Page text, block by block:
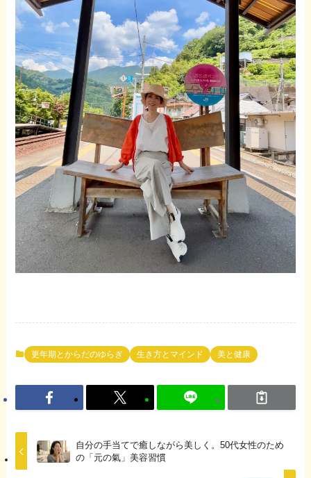
更年期とからだのゆらぎ 生き方とマインド 美と健康
自分の手当てで癒しながら美しく。50代女性のため
の「元の氣」美容習慣